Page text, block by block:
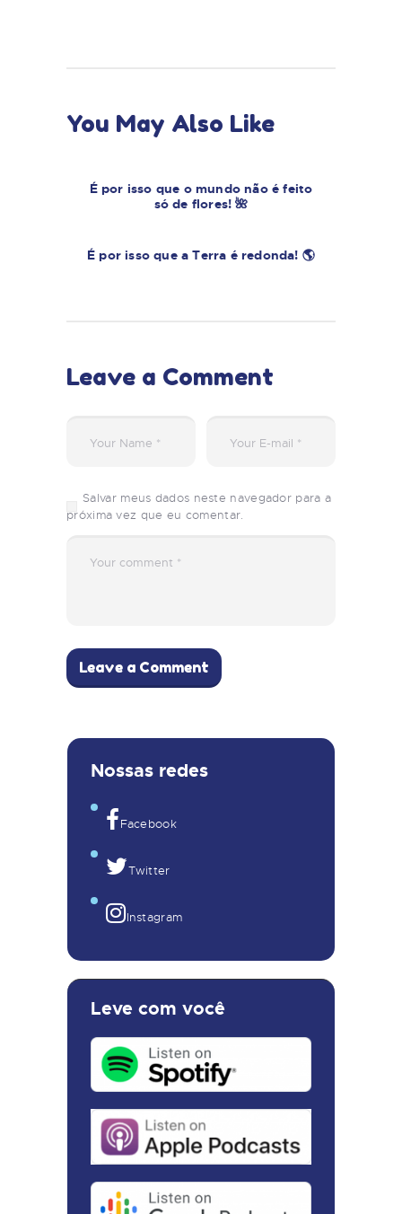
You May Also Like
É por isso que o mundo não é feito
só de flores! 🌺
É por isso que a Terra é redonda! 🌎
Leave a Comment
Salvar meus dados neste navegador para a
próxima vez que eu comentar.
Nossas redes
Facebook
Twitter
Instagram
Leve com você